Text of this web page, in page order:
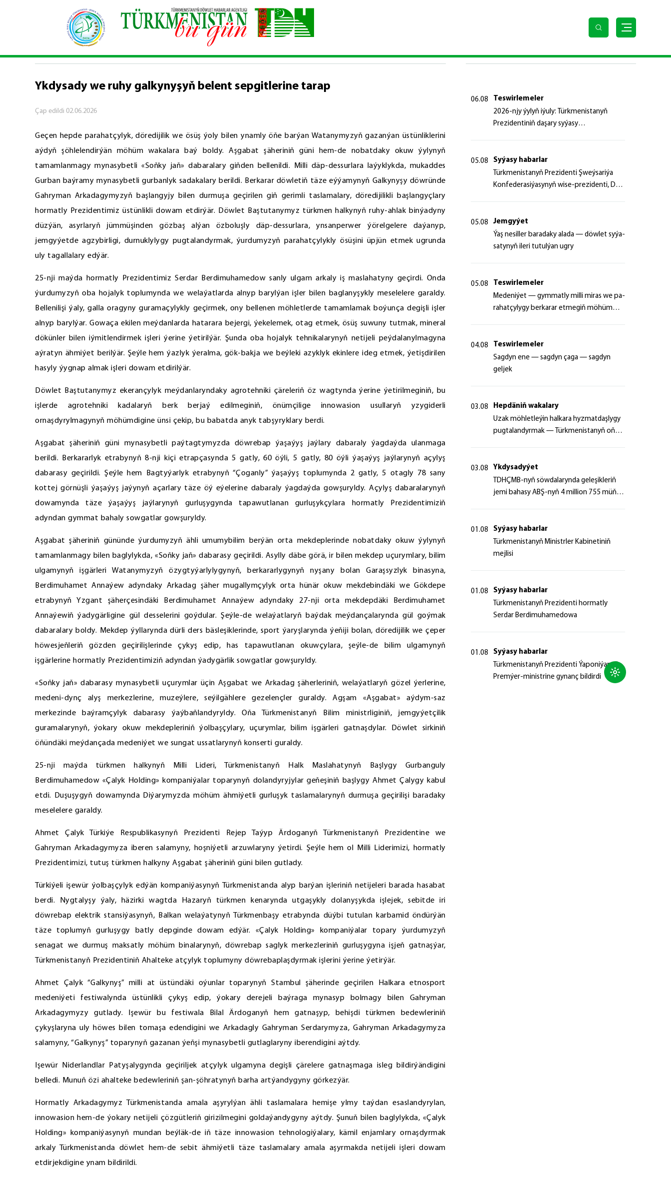
Baş sahypa \ Hepdäniň wakalary \ Ykdysady we ruhy galkynyşyň belent sepgitlerine tarap
HEPDÄNIŇ WAKALARY
Ykdysady we ruhy galkynyşyň belent sepgitlerine tarap
Çap edildi 02.06.2026
Geçen hepde parahatçylyk, döredijilik we ösüş ýoly bilen ynamly öňe barýan Watanymyzyň gazanýan üstünliklerini
aýdyň şöhlelendirýän möhüm wakalara baý boldy. Aşgabat şäheriniň güni hem-de nobatdaky okuw ýylynyň
tamamlanmagy mynasybetli «Soňky jaň» dabaralary giňden bellenildi. Milli däp-dessurlara laýyklykda, mukaddes
Gurban baýramy mynasybetli gurbanlyk sadakalary berildi. Berkarar döwletiň täze eýýamynyň Galkynyşy döwründe
Gahryman Arkadagymyzyň başlangyjy bilen durmuşa geçirilen giň gerimli taslamalary, döredijilikli başlangyçlary
hormatly Prezidentimiz üstünlikli dowam etdirýär. Döwlet Baştutanymyz türkmen halkynyň ruhy-ahlak binýadyny
düzýän, asyrlaryň jümmüşinden gözbaş alýan özboluşly däp-dessurlara, ynsanperwer ýörelgelere daýanyp,
jemgyýetde agzybirligi, durnuklylygy pugtalandyrmak, ýurdumyzyň parahatçylykly ösüşini üpjün etmek ugrunda
uly tagallalary edýär.
25-nji maýda hormatly Prezidentimiz Serdar Berdimuhamedow sanly ulgam arkaly iş maslahatyny geçirdi. Onda
ýurdumyzyň oba hojalyk toplumynda we welaýatlarda alnyp barylýan işler bilen baglanyşykly meselelere garaldy.
Bellenilişi ýaly, galla oragyny guramaçylykly geçirmek, ony bellenen möhletlerde tamamlamak boýunça degişli işler
alnyp barylýar. Gowaça ekilen meýdanlarda hatarara bejergi, ýekelemek, otag etmek, ösüş suwuny tutmak, mineral
dökünler bilen iýmitlendirmek işleri ýerine ýetirilýär. Şunda oba hojalyk tehnikalarynyň netijeli peýdalanylmagyna
aýratyn ähmiýet berilýär. Şeýle hem ýazlyk ýeralma, gök-bakja we beýleki azyklyk ekinlere ideg etmek, ýetişdirilen
hasyly ýygnap almak işleri dowam etdirilýär.
Döwlet Baştutanymyz ekerançylyk meýdanlaryndaky agrotehniki çäreleriň öz wagtynda ýerine ýetirilmeginiň, bu
işlerde agrotehniki kadalaryň berk berjaý edilmeginiň, önümçilige innowasion usullaryň yzygiderli
ornaşdyrylmagynyň möhümdigine ünsi çekip, bu babatda anyk tabşyryklary berdi.
Aşgabat şäheriniň güni mynasybetli paýtagtymyzda döwrebap ýaşaýyş jaýlary dabaraly ýagdaýda ulanmaga
berildi. Berkararlyk etrabynyň 8-nji kiçi etrapçasynda 5 gatly, 60 öýli, 5 gatly, 80 öýli ýaşaýyş jaýlarynyň açylyş
dabarasy geçirildi. Şeýle hem Bagtyýarlyk etrabynyň “Çoganly” ýaşaýyş toplumynda 2 gatly, 5 otagly 78 sany
kottej görnüşli ýaşaýyş jaýynyň açarlary täze öý eýelerine dabaraly ýagdaýda gowşuryldy. Açylyş dabaralarynyň
dowamynda täze ýaşaýyş jaýlarynyň gurluşygynda tapawutlanan gurluşykçylara hormatly Prezidentimiziň
adyndan gymmat bahaly sowgatlar gowşuryldy.
Aşgabat şäheriniň gününde ýurdumyzyň ähli umumybilim berýän orta mekdeplerinde nobatdaky okuw ýylynyň
tamamlanmagy bilen baglylykda, «Soňky jaň» dabarasy geçirildi. Asylly däbe görä, ir bilen mekdep uçurymlary, bilim
ulgamynyň işgärleri Watanymyzyň özygtyýarlylygynyň, berkararlygynyň nyşany bolan Garaşsyzlyk binasyna,
Berdimuhamet Annaýew adyndaky Arkadag şäher mugallymçylyk orta hünär okuw mekdebindäki we Gökdepe
etrabynyň Yzgant şäherçesindäki Berdimuhamet Annaýew adyndaky 27-nji orta mekdepdäki Berdimuhamet
Annaýewiň ýadygärligine gül desselerini goýdular. Şeýle-de welaýatlaryň baýdak meýdançalarynda gül goýmak
dabaralary boldy. Mekdep ýyllarynda dürli ders bäsleşiklerinde, sport ýaryşlarynda ýeňiji bolan, döredijilik we çeper
höwesjeňleriň gözden geçirilişlerinde çykyş edip, has tapawutlanan okuwçylara, şeýle-de bilim ulgamynyň
işgärlerine hormatly Prezidentimiziň adyndan ýadygärlik sowgatlar gowşuryldy.
«Soňky jaň» dabarasy mynasybetli uçurymlar üçin Aşgabat we Arkadag şäherleriniň, welaýatlaryň gözel ýerlerine,
medeni-dynç alyş merkezlerine, muzeýlere, seýilgählere gezelençler guraldy. Agşam «Aşgabat» aýdym-saz
merkezinde baýramçylyk dabarasy ýaýbaňlandyryldy. Oňa Türkmenistanyň Bilim ministrliginiň, jemgyýetçilik
guramalarynyň, ýokary okuw mekdepleriniň ýolbaşçylary, uçurymlar, bilim işgärleri gatnaşdylar. Döwlet sirkiniň
öňündäki meýdançada medeniýet we sungat ussatlarynyň konserti guraldy.
25-nji maýda türkmen halkynyň Milli Lideri, Türkmenistanyň Halk Maslahatynyň Başlygy Gurbanguly
Berdimuhamedow «Çalyk Holding» kompaniýalar toparynyň dolandyryjylar geňeşiniň başlygy Ahmet Çalygy kabul
etdi. Duşuşygyň dowamynda Diýarymyzda möhüm ähmiýetli gurluşyk taslamalarynyň durmuşa geçirilişi baradaky
meselelere garaldy.
Ahmet Çalyk Türkiýe Respublikasynyň Prezidenti Rejep Taýyp Ärdoganyň Türkmenistanyň Prezidentine we
Gahryman Arkadagymyza iberen salamyny, hoşniýetli arzuwlaryny ýetirdi. Şeýle hem ol Milli Liderimizi, hormatly
Prezidentimizi, tutuş türkmen halkyny Aşgabat şäheriniň güni bilen gutlady.
Türkiýeli işewür ýolbaşçylyk edýän kompaniýasynyň Türkmenistanda alyp barýan işleriniň netijeleri barada hasabat
berdi. Nygtalyşy ýaly, häzirki wagtda Hazaryň türkmen kenarynda utgaşykly dolanyşykda işlejek, sebitde iri
döwrebap elektrik stansiýasynyň, Balkan welaýatynyň Türkmenbaşy etrabynda düýbi tutulan karbamid öndürýän
täze toplumyň gurluşygy batly depginde dowam edýär. «Çalyk Holding» kompaniýalar topary ýurdumyzyň
senagat we durmuş maksatly möhüm binalarynyň, döwrebap saglyk merkezleriniň gurluşygyna işjeň gatnaşýar,
Türkmenistanyň Prezidentiniň Ahalteke atçylyk toplumyny döwrebaplaşdyrmak işlerini ýerine ýetirýär.
Ahmet Çalyk “Galkynyş” milli at üstündäki oýunlar toparynyň Stambul şäherinde geçirilen Halkara etnosport
medeniýeti festiwalynda üstünlikli çykyş edip, ýokary derejeli baýraga mynasyp bolmagy bilen Gahryman
Arkadagymyzy gutlady. Işewür bu festiwala Bilal Ärdoganyň hem gatnaşyp, behişdi türkmen bedewleriniň
çykyşlaryna uly höwes bilen tomaşa edendigini we Arkadagly Gahryman Serdarymyza, Gahryman Arkadagymyza
salamyny, “Galkynyş” toparynyň gazanan ýeňşi mynasybetli gutlaglaryny iberendigini aýtdy.
Işewür Niderlandlar Patyşalygynda geçiriljek atçylyk ulgamyna degişli çärelere gatnaşmaga isleg bildirýändigini
belledi. Munuň özi ahalteke bedewleriniň şan-şöhratynyň barha artýandygyny görkezýär.
Hormatly Arkadagymyz Türkmenistanda amala aşyrylýan ähli taslamalara hemişe ylmy taýdan esaslandyrylan,
innowasion hem-de ýokary netijeli çözgütleriň girizilmegini goldaýandygyny aýtdy. Şunuň bilen baglylykda, «Çalyk
Holding» kompaniýasynyň mundan beýläk-de iň täze innowasion tehnologiýalary, kämil enjamlary ornaşdyrmak
arkaly Türkmenistanda döwlet hem-de sebit ähmiýetli täze taslamalary amala aşyrmakda netijeli işleri dowam
etdirjekdigine ynam bildirildi.
06.08
Teswirlemeler
2026-njy ýylyň iýuly: Türkmenistanyň
Prezidentiniň daşary syýasy
05.08
Syýasy habarlar
Türk­me­nis­ta­nyň Prezidenti Şweý­sa­ri­ýa
Kon­fe­de­ra­si­ýa­sy­nyň wi­se-prezidenti, Da­
05.08
Jemgyýet
Ýaş ne­sil­ler ba­ra­da­ky ala­da — döw­let sy­ýa­
sa­ty­nyň ile­ri tu­tul­ýan ug­ry
05.08
Teswirlemeler
Me­de­ni­ýet — gym­mat­ly milli mi­ras we pa­
ra­hat­çy­ly­gy ber­ka­rar et­me­giň mö­hüm
04.08
Teswirlemeler
Sagdyn ene — sagdyn çaga — sagdyn
geljek
03.08
Hepdäniň wakalary
Uzak möhletleýin halkara hyzmatdaşlygy
pugtalandyrmak — Türkmenistanyň oňyn
03.08
Ykdysadyýet
TDHÇMB-nyň söwdalarynda geleşikleriň
jemi bahasy ABŞ-nyň 4 million 755 müň
01.08
Syýasy habarlar
Türkmenistanyň Ministrler Kabinetiniň
mejlisi
01.08
Syýasy habarlar
Türkmenistanyň Prezidenti hormatly
Serdar Berdimuhamedowa
01.08
Syýasy habarlar
Türkmenistanyň Prezidenti Ýaponiýanyň
Premýer-ministrine gynanç bildirdi